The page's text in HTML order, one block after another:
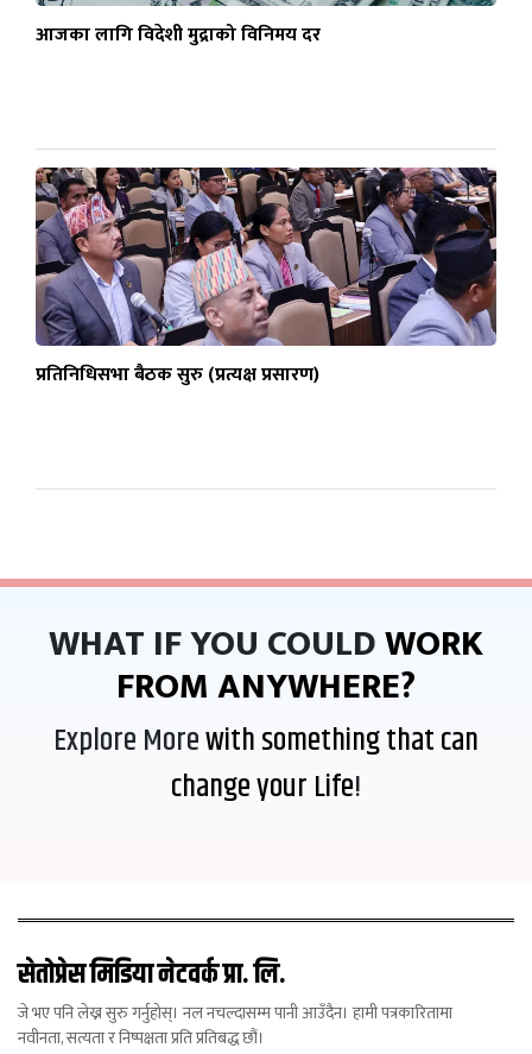
आजका लागि विदेशी मुद्राको विनिमय दर
प्रतिनिधिसभा बैठक सुरु (प्रत्यक्ष प्रसारण)
WHAT IF YOU COULDWORK
FROM ANYWHERE?
Explore Morewith something that can
change your Life!
सेतोप्रेस मिडिया नेटवर्क प्रा. लि.
जे भए पनि लेख्न सुरु गर्नुहोस्। नल नचल्दासम्म पानी आउँदैन। हामी पत्रकारितामा
नवीनता, सत्यता र निष्पक्षता प्रति प्रतिबद्ध छौं।